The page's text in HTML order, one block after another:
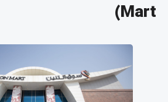
Mart)